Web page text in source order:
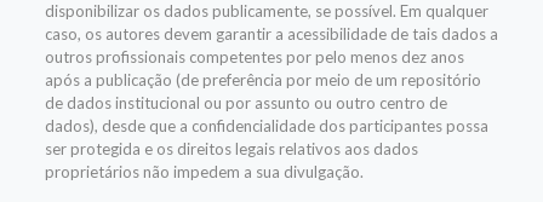
disponibilizar os dados publicamente, se possível. Em qualquer
caso, os autores devem garantir a acessibilidade de tais dados a
outros profissionais competentes por pelo menos dez anos
após a publicação (de preferência por meio de um repositório
de dados institucional ou por assunto ou outro centro de
dados), desde que a confidencialidade dos participantes possa
ser protegida e os direitos legais relativos aos dados
proprietários não impedem a sua divulgação.